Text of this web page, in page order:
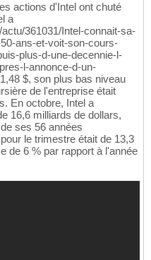
actions d'Intel ont chuté
a
361031/Intel-connait-sa-
ans-et-voit-son-cours-
plus-d-une-decennie-l-
l-annonce-d-un-
$, son plus bas niveau
de l'entreprise était
En octobre, Intel a
16,6 milliards de dollars,
ses 56 années
le trimestre était de 13,3
de 6 % par rapport à l'année